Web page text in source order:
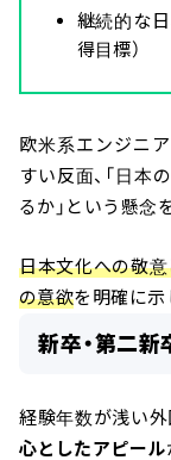
継続的な
得目標）
欧米系エンジニ
すい反面、「日本
るか」という懸念
日本文化への敬
の意欲を明確に示
新卒・第二
経験年数が浅い外
心としたアピール